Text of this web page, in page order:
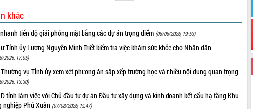
khác
tiến độ giải phóng mặt bằng các dự án trọng điểm (08/08/2026, 19:53)
Tỉnh ủy Lương Nguyễn Minh Triết kiểm tra việc khám sức khỏe cho Nhân dân
2026, 17:05)
vụ Tỉnh ủy xem xét phương án sắp xếp trường học và nhiều nội dung quan trọng
2026, 13:30)
tỉnh làm việc với Chủ đầu tư dự án Đầu tư xây dựng và kinh doanh kết cấu hạ tầng Khu
nghiệp Phú Xuân (07/08/2026, 19:47)